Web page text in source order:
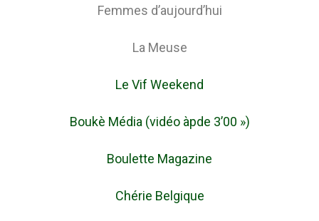
Femmes d’aujourd’hui
La Meuse
Le Vif Weekend
Boukè Média (vidéo àpde 3’00 »)
Boulette Magazine
Chérie Belgique